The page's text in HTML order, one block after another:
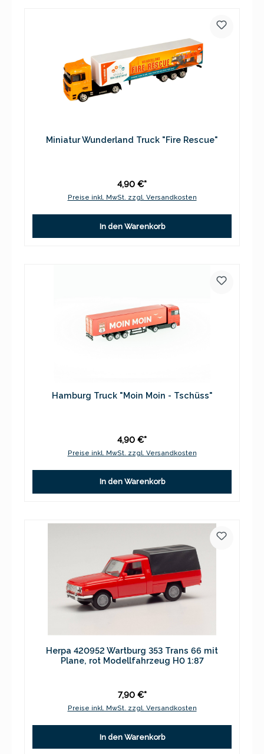
Miniatur Wunderland Truck "Fire Rescue"
4,90 €*
Preise inkl. MwSt. zzgl. Versandkosten
In den Warenkorb
Hamburg Truck "Moin Moin - Tschüss"
4,90 €*
Preise inkl. MwSt. zzgl. Versandkosten
In den Warenkorb
Herpa 420952 Wartburg 353 Trans 66 mit
Plane, rot Modellfahrzeug H0 1:87
7,90 €*
Preise inkl. MwSt. zzgl. Versandkosten
In den Warenkorb